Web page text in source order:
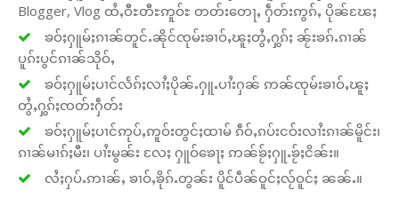
Blogger, Vlog ထႆႇဝီႊတီႊဢူဝ်ႊ တတ်းတေႃႇ ႁဵတ်းဢွၵ်ႇ ပိုၼ်ၽႄႈ
ၶဝ်ႈႁူမ်ႈၵၢၼ်တူင်ႉၼိုင်ၸုမ်းၶၢဝ်ႇၽူႈတွႆႇႁွၵ်ႈ ၼႂ်းၶၵ်ႉၵၢၼ်
ပူၵ်းပွင်ၵၢၼ်သိုဝ်ႇ
ၶဝ်ႈႁူမ်ႈပၢင်လႅၵ်ႈလၢႆႈပိုၼ်ႉႁူႉပၢႆးႁၼ် ဢၼ်ၸုမ်းၶၢဝ်ႇၽူႈ
တွႆႇႁွၵ်ႈၸတ်းႁဵတ်း
ၶဝ်ႈႁူမ်ႈပၢင်ဢုပ်ႇဢူဝ်းတွင်ႈထၢမ် ၵဵဝ်ႇၵပ်းငဝ်းလၢႆးၵၢၼ်မိူင်း၊
ၵၢၼ်မၢၵ်ႈမီး၊ ပၢႆးမွၼ်း လႄႈ ႁူဝ်ၶေႃႈ ဢၼ်ၶႂ်ႈႁူႉၶႂ်ႈငိၼ်း။
လႆႈႁပ်ႉဢၢၼ်ႇ ၶၢဝ်ႇၶိုၵ်ႉတွၼ်း ပိူင်ပဵၼ်ဝူင်ႈလႂ်ဝူင်ႈ ၼၼ်ႉ။